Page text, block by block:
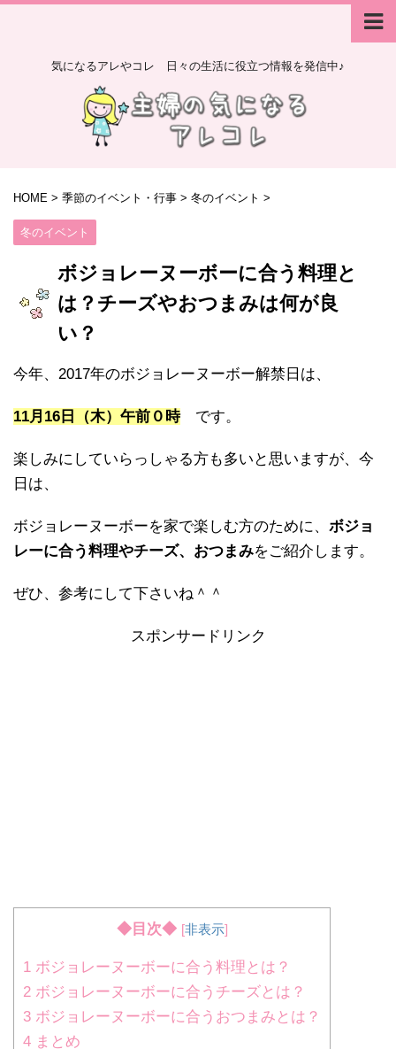
気になるアレやコレ 日々の生活に役立つ情報を発信中♪
HOME > 季節のイベント・行事 > 冬のイベント >
冬のイベント
ボジョレーヌーボーに合う料理と
は？チーズやおつまみは何が良
い？
今年、2017年のボジョレーヌーボー解禁日は、
11月16日（木）午前０時です。
楽しみにしていらっしゃる方も多いと思いますが、今
日は、
ボジョレーヌーボーを家で楽しむ方のために、 ボジョ
レーに合う料理やチーズ、おつまみをご紹介します。
ぜひ、参考にして下さいね＾＾
スポンサードリンク
◆目次◆ [非表示]
1 ボジョレーヌーボーに合う料理とは？
2 ボジョレーヌーボーに合うチーズとは？
3 ボジョレーヌーボーに合うおつまみとは？
4 まとめ